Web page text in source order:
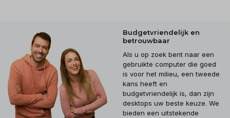
Budgetvriendelijk en
betrouwbaar
Als u op zoek bent naar een
gebruikte computer die goed
is voor het milieu, een tweede
kans heeft en
budgetvriendelijk is, dan zijn
desktops uw beste keuze. We
bieden een uitstekende